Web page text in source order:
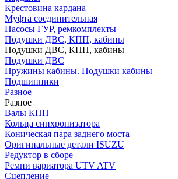
Крестовина кардана
Муфта соединительная
Насосы ГУР, ремкомплекты
Подушки ДВС, КПП, кабины
Подушки ДВС, КПП, кабины
Подушки ДВС
Пружины кабины. Подушки кабины
Подшипники
Разное
Разное
Валы КПП
Кольца синхронизатора
Коническая пара заднего моста
Оригинальные детали ISUZU
Редуктор в сборе
Ремни вариатора UTV ATV
Сцепление